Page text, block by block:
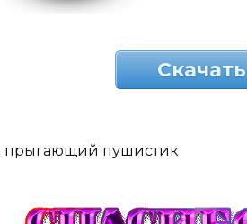
Скачать
прыгающий пушистик